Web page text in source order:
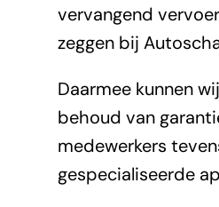
vervangend
zeggen bij
Daarmee kunnen
behoud van
medewerkers
gespecialiseerde